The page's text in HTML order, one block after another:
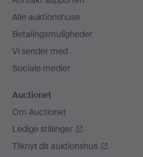
Alle auktionshuse
Betalingsmuligheder
Vi sender med
Sociale medier
Auctionet
Om Auctionet
Ledige stillinger
Tilknyt dit auktionshus